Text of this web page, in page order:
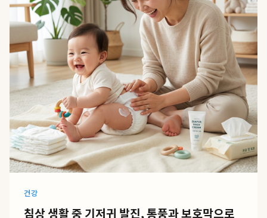
건강
침상 생활 중 기저귀 발진, 통풍과 보호막으로